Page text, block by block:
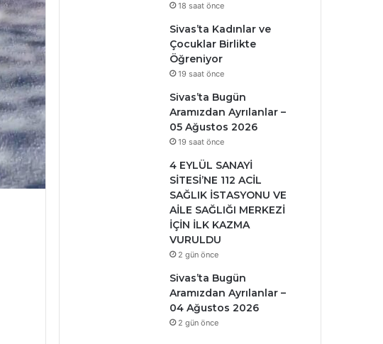
18 saat önce
Sivas’ta Kadınlar ve
Çocuklar Birlikte
Öğreniyor
19 saat önce
Sivas’ta Bugün
Aramızdan Ayrılanlar –
05 Ağustos 2026
19 saat önce
4 EYLÜL SANAYİ
SİTESİ’NE 112 ACİL
SAĞLIK İSTASYONU VE
AİLE SAĞLIĞI MERKEZİ
İÇİN İLK KAZMA
VURULDU
2 gün önce
Sivas’ta Bugün
Aramızdan Ayrılanlar –
04 Ağustos 2026
2 gün önce